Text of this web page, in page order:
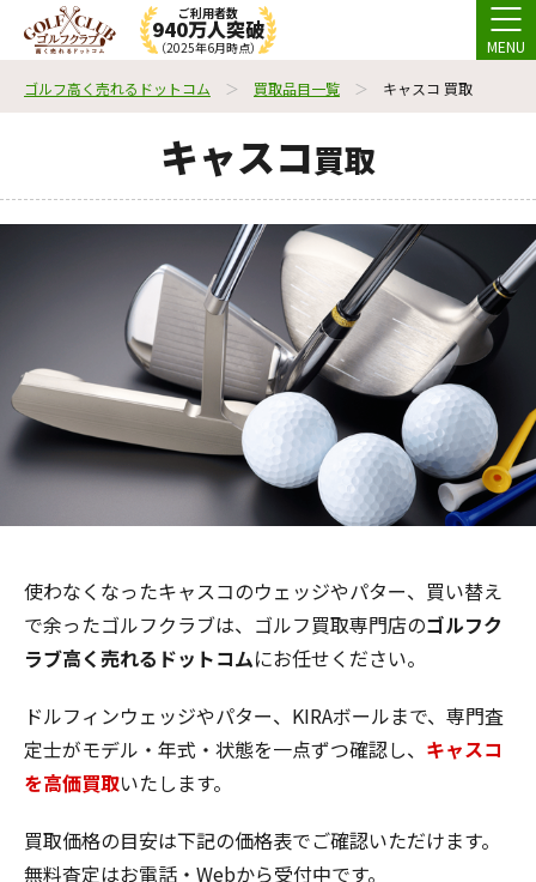
ご利用者数
940万人突破
（2025年6月時点） MENU
ゴルフ高く売れるドットコム 買取品目一覧 キャスコ 買取
キャスコ買取
使わなくなったキャスコのウェッジやパター、買い替え
で余ったゴルフクラブは、ゴルフ買取専門店のゴルフク
ラブ高く売れるドットコムにお任せください。
ドルフィンウェッジやパター、KIRAボールまで、専門査
定士がモデル・年式・状態を一点ずつ確認し、 キャスコ
を高価買取いたします。
買取価格の目安は下記の価格表でご確認いただけます。
無料査定はお電話・Webから受付中です。